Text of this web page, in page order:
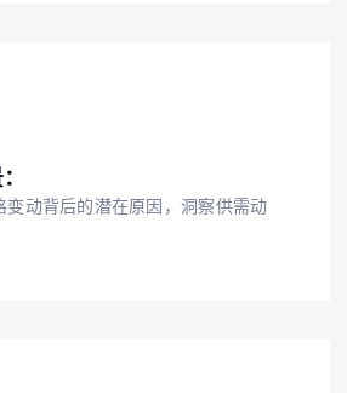
变动背后的潜在原因，洞察供需动